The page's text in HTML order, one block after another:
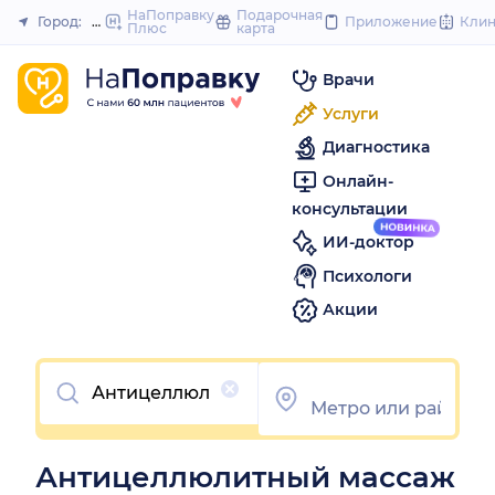
to
Закрыть
Город: МоскваНаПоправку
Плюс
Подарочная
карта
Приложение
Врачи
Услуги
Диагностика
Онлайн-
консультации
ИИ-доктор
Психологи
Акции
Очистить
Антицеллюлитный массаж